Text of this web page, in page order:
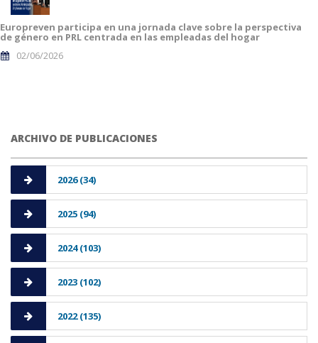
Europreven participa en una jornada clave sobre la perspectiva
de género en PRL centrada en las empleadas del hogar
02/06/2026
ARCHIVO DE PUBLICACIONES
2026 (34)
2025 (94)
2024 (103)
2023 (102)
2022 (135)